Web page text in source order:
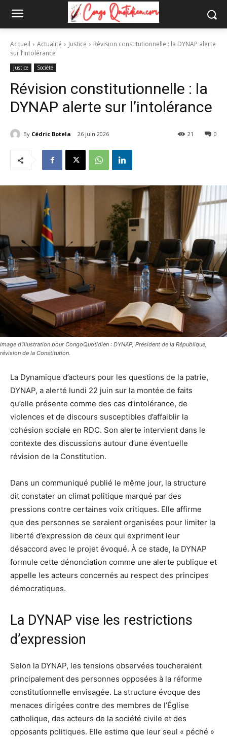
Accueil Actualité Justice
Révision constitutionnelle : la DYNAP alerte
sur l’intolérance
Justice Société
Révision constitutionnelle : la
DYNAP alerte sur l’intolérance
By Cédric Botela 26 juin 2026 0
21
Image d'illustration pour CongoQuotidien : DYNAP, Président de la République,
révision de la Constitution.
La Dynamique d’acteurs pour les questions de la patrie,
DYNAP, a alerté lundi 22 juin sur la montée de faits
qu’elle présente comme des cas d’intolérance, de
violences et de discours susceptibles d’affaiblir la
cohésion sociale en RDC. Son alerte intervient dans le
contexte des discussions autour d’une éventuelle
révision de la Constitution.
Dans un communiqué publié le même jour, la structure
dit constater un climat politique marqué par des
pressions contre certaines voix critiques. Elle affirme
que des personnes se seraient organisées pour limiter la
liberté d’expression de ceux qui expriment leur
désaccord avec le projet évoqué. À ce stade, la DYNAP
formule cette dénonciation comme une alerte publique et
appelle les acteurs concernés au respect des principes
démocratiques.
La DYNAP vise les restrictions
d’expression
Selon la DYNAP, les tensions observées toucheraient
principalement des personnes opposées à la réforme
constitutionnelle envisagée. La structure évoque des
menaces dirigées contre des membres de l’Église
catholique, des acteurs de la société civile et des
opposants politiques. Elle estime que leur seul « péché »